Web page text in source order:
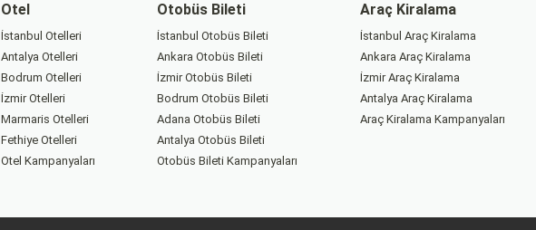
Otel
İstanbul Otelleri
Antalya Otelleri
Bodrum Otelleri
İzmir Otelleri
Marmaris Otelleri
Fethiye Otelleri
Otel Kampanyaları
Otobüs Bileti
İstanbul Otobüs Bileti
Ankara Otobüs Bileti
İzmir Otobüs Bileti
Bodrum Otobüs Bileti
Adana Otobüs Bileti
Antalya Otobüs Bileti
Otobüs Bileti Kampanyaları
Araç Kiralama
İstanbul Araç Kiralama
Ankara Araç Kiralama
İzmir Araç Kiralama
Antalya Araç Kiralama
Araç Kiralama Kampanyaları